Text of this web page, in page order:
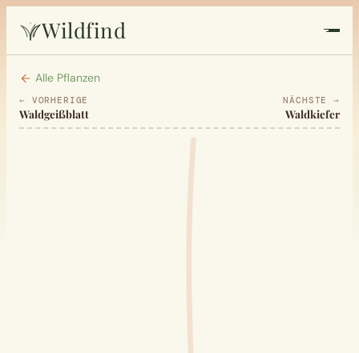
Wildfind
Startseite
Pflanzen
Alle Pflanzen
← VORHERIGE
Waldgeißblatt
NÄCHSTE →
Waldkiefer